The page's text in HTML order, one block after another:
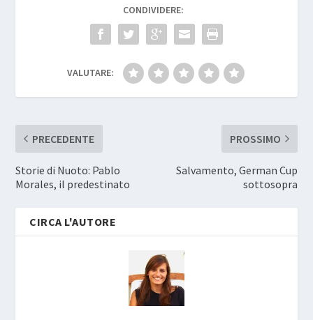
CONDIVIDERE:
VALUTARE:
PRECEDENTE
Storie di Nuoto: Pablo
Morales, il predestinato
PROSSIMO
Salvamento, German Cup
sottosopra
CIRCA L'AUTORE